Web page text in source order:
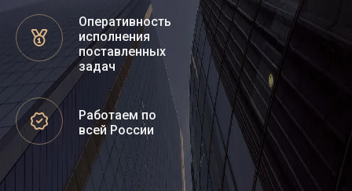
Оперативность
исполнения
поставленных
задач
Работаем по
всей России